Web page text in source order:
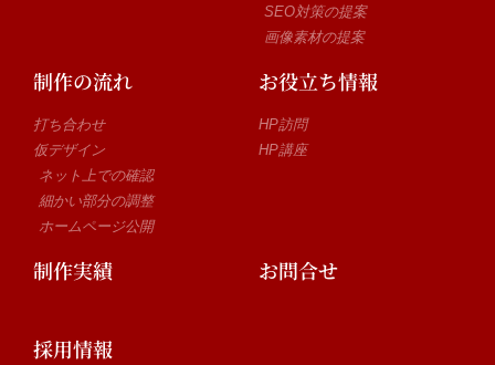
SEO対策の提案
画像素材の提案
制作の流れ
打ち合わせ
仮デザイン
ネット上での確認
細かい部分の調整
ホームページ公開
お役立ち情報
HP訪問
HP講座
制作実績 お問合せ
採用情報